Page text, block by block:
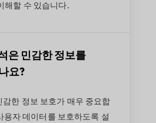
해할 수 있습니다.
은 민감한 정보를
요?
감한 정보 보호가 매우 중요합
용자 데이터를 보호하도록 설